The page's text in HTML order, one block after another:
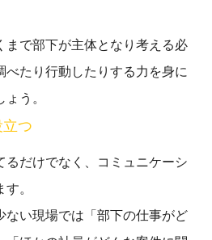
まで部下が主体となり考える必
べたり行動したりする力を身に
う。
つ
るだけでなく、コミュニケーシ
。
ない現場では「部下の仕事がど